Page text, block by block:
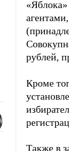
рублей,
Кроме
Также в